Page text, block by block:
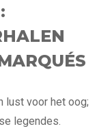
lust voor het oog;
legendes.